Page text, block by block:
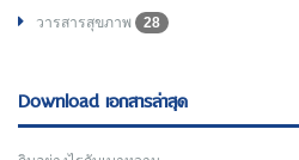
วารสารสุขภาพ 28
Download เอกสารล่าสุด